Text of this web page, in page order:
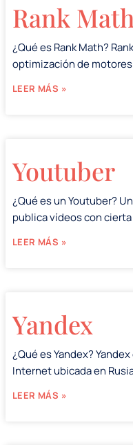
Rank Math
¿Qué es Rank Math?
optimización de
LEER MÁS »
Youtuber
¿Qué es un Youtuber?
publica vídeos con
LEER MÁS »
Yandex
¿Qué es Yandex?
Internet ubicada en
LEER MÁS »